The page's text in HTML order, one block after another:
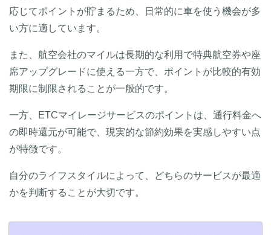
応じてポイントが貯まるため、日常的に車を使う機会が多
い方に適しています。
また、航空会社のマイルは長期的な利用で特典航空券や座
席アップグレードに使える一方で、ポイントが比較的有効
期限に制限されることが一般的です。
一方、ETCマイレージサービスのポイントは、通行料金へ
の即時還元が可能で、現実的な節約効果を実感しやすい点
が特徴です。
自分のライフスタイルによって、どちらのサービスが最適
かを判断することが大切です。